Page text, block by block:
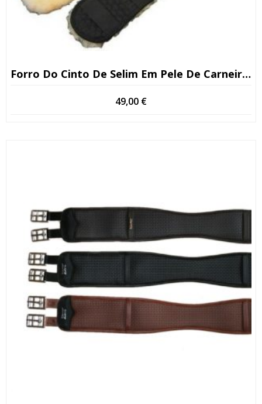
Forro Do Cinto De Selim Em Pele De Carneiro De Primeira Qualidade
49,00 €